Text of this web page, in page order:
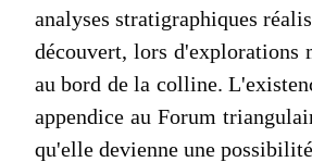
analyses stratigraphiques
découvert, lors d'explorations
au bord de la colline.
appendice au Forum
qu'elle devienne une